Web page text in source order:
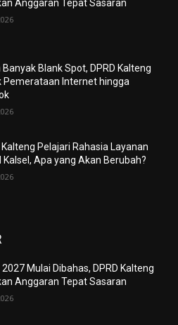
Anggaran Tepat Sasaran
Banyak Blank Spot, DPRD Kalteng
Pemerataan Internet hingga
Kalteng Pelajari Rahasia Layanan
Kalsel, Apa yang Akan Berubah?
2027 Mulai Dibahas, DPRD Kalteng
Anggaran Tepat Sasaran